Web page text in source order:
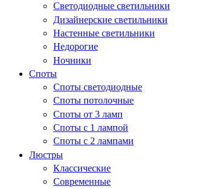
Светодиодные светильники
Дизайнерские светильники
Настенные светильники
Недорогие
Ночники
Споты
Споты светодиодные
Споты потолочные
Споты от 3 ламп
Споты с 1 лампой
Споты с 2 лампами
Люстры
Классические
Современные